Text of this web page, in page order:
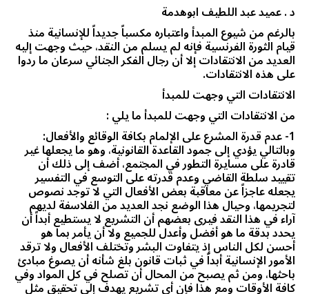
د . عميد عبد اللطيف ابوهدمة
بالرغم من شيوع المبدأ واعتباره مكسباً جديداً للإنسانية منذ
قيام الثورة الفرنسية فإنه لم يسلم من النقد، حيث وجهت إليه
العديد من الانتقادات إلا أن رجال الفكر الجنائي سرعان ما ردوا
على هذه الانتقادات.
الانتقادات التي وجهت للمبدأ
من الانتقادات التي وجهت للمبدأ ما يلي :
1- عدم قدرة المشرع على الإلمام بكافة الوقائع والأفعال:
وبالتالي يؤدي إلى جمود القاعدة القانونية، وهو ما يجعلها غير
قادرة على مسايرة التطور في المجتمع، أضف إلى ذلك أن
تقييد سلطة القاضي وعدم قدرته على التوسع في التفسير
يجعله عاجزاً عن معاقبة بعض الأفعال التي لا توجد نصوص
لتجريمها، وحيال هذا الوضع نجد العديد من الفلاسفة لديهم
آراء في هذا النقد فيرى بعضهم أن التشريع لا يستطيع أبداً أن
يحدد بدقة ما هو أفضل وأعدل للجميع ولا أن يأمر بما هو
أحسن لكل الناس إذ يتفاوت البشر وتختلف الأفعال ولا ترقد
الأمور الإنسانية أبداً في ثبات قانون بلغ شأنه أن يصوغ مبادئ
باحثها، ومن ثم يصبح من المحال أن تصلح في كل المواد وفي
كافة الأوقات ومع هذا فإن أي تشريع يهدف إلى تحقيق مثل